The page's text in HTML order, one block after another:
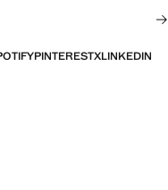
PINTERESTXLINKEDIN